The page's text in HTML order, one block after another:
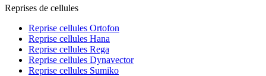
Reprises de cellules
Reprise cellules Ortofon
Reprise cellules Hana
Reprise cellules Rega
Reprise cellules Dynavector
Reprise cellules Sumiko